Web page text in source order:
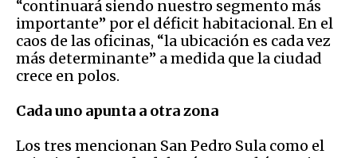
“continuará siendo nuestro segmento más
importante” por el déficit habitacional. En el
caos de las oficinas, “la ubicación es cada vez
más determinante” a medida que la ciudad
crece en polos.
Cada uno apunta a otra zona
Los tres mencionan San Pedro Sula como el